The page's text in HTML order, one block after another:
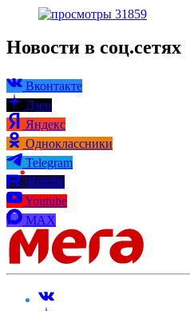
31859
Новости в соц.сетях
Вконтакте
Дзен
Яндекс
Одноклассники
Telegram
Rutube
Youtube
MAX